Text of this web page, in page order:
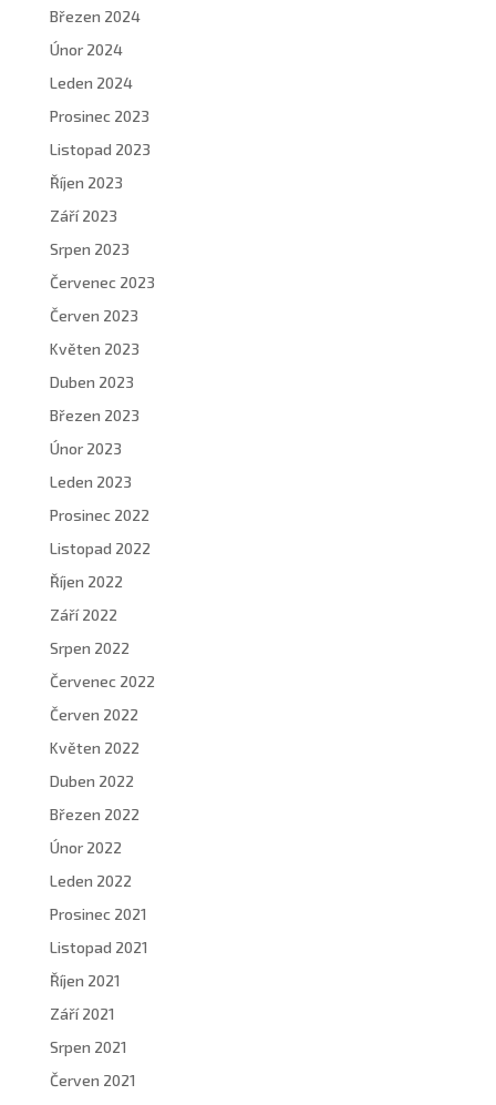
Březen 2024
Únor 2024
Leden 2024
Prosinec 2023
Listopad 2023
Říjen 2023
Září 2023
Srpen 2023
Červenec 2023
Červen 2023
Květen 2023
Duben 2023
Březen 2023
Únor 2023
Leden 2023
Prosinec 2022
Listopad 2022
Říjen 2022
Září 2022
Srpen 2022
Červenec 2022
Červen 2022
Květen 2022
Duben 2022
Březen 2022
Únor 2022
Leden 2022
Prosinec 2021
Listopad 2021
Říjen 2021
Září 2021
Srpen 2021
Červen 2021